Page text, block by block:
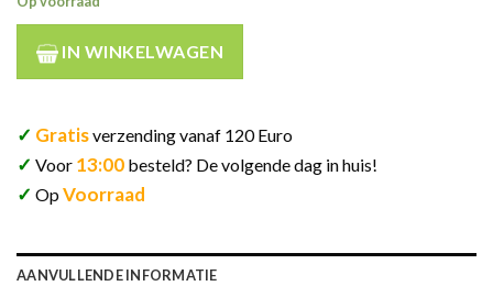
IN WINKELWAGEN
✓ Gratisverzending vanaf 120 Euro
✓ Voor 13:00 besteld? De volgende dag in huis!
✓ OpVoorraad
AANVULLENDE INFORMATIE